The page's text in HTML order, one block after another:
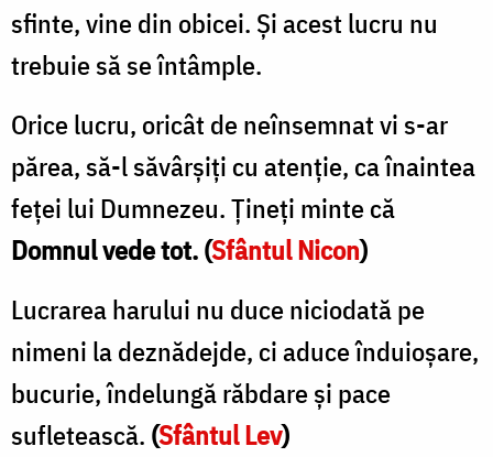
sfinte, vine din obicei. Şi acest lucru nu
trebuie să se întâmple.
Orice lucru, oricât de neînsemnat vi s-ar
părea, să-l săvârşiţi cu atenţie, ca înaintea
feţei lui Dumnezeu. Ţineţi minte că
Domnul vede tot. (Sfântul Nicon)
Lucrarea harului nu duce niciodată pe
nimeni la deznădejde, ci aduce înduioşare,
bucurie, îndelungă răbdare şi pace
sufletească. (Sfântul Lev)